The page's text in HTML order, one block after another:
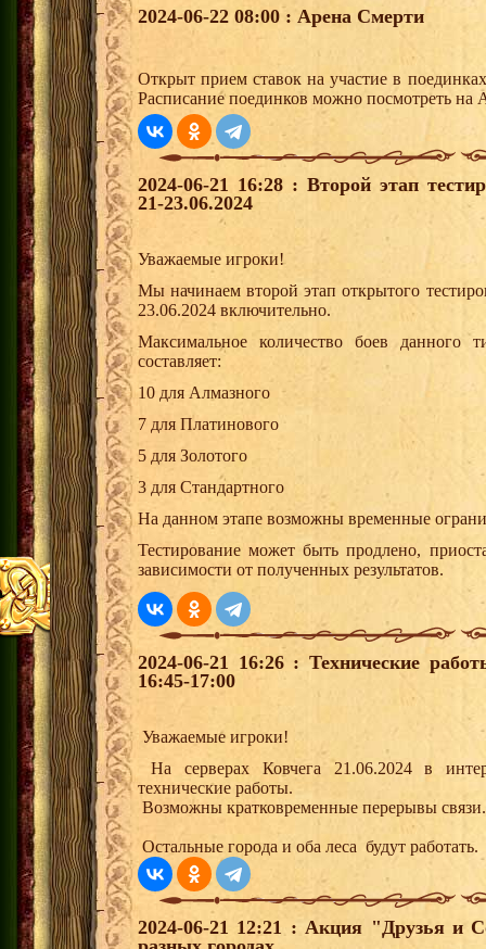
2024-06-22 08:00 : Арена Смерти
Открыт прием ставок на участие в
Расписание поединков можно посмотреть на
2024-06-21 16:28 : Второй этап
21-23.06.2024
Уважаемые игроки!
Мы начинаем второй этап открытого
23.06.2024 включительно.
Максимальное количество боев данного
составляет:
10 для Алмазного
7 для Платинового
5 для Золотого
3 для Стандартного
На данном этапе возможны временные
Тестирование может быть продлено,
зависимости от полученных результатов.
2024-06-21 16:26 : Технические
16:45-17:00
Уважаемые игроки!
На серверах Ковчега 21.06.2024 в
технические работы.
Возможны кратковременные перерывы связи.
Остальные города и оба леса будут работать.
2024-06-21 12:21 : Акция "Друзья и